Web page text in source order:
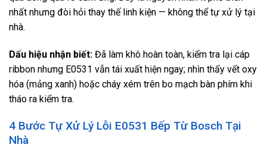
nhất nhưng đòi hỏi thay thế linh kiện — không thể tự xử lý tại
nhà.
Dấu hiệu nhận biết: Đã làm khô hoàn toàn, kiểm tra lại cáp
ribbon nhưng E0531 vẫn tái xuất hiện ngay; nhìn thấy vết oxy
hóa (mảng xanh) hoặc cháy xém trên bo mạch bàn phím khi
tháo ra kiểm tra.
4 Bước Tự Xử Lý Lỗi E0531 Bếp Từ Bosch Tại
Nhà